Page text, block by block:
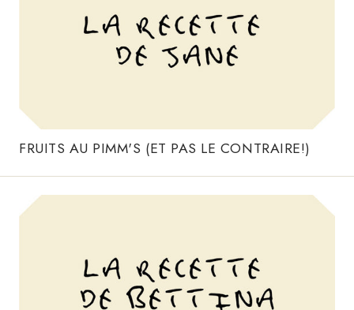
FRUITS AU PIMM'S (ET PAS LE CONTRAIRE!)